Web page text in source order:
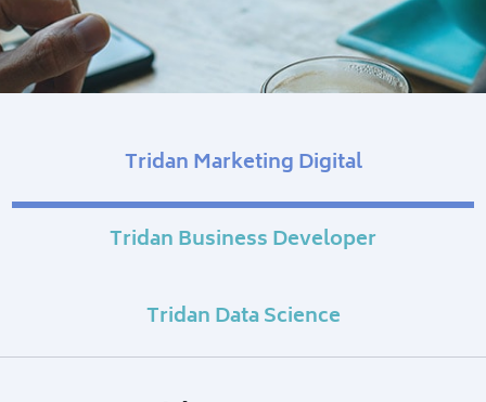
Tridan Marketing Digital
Tridan Business Developer
Tridan Data Science